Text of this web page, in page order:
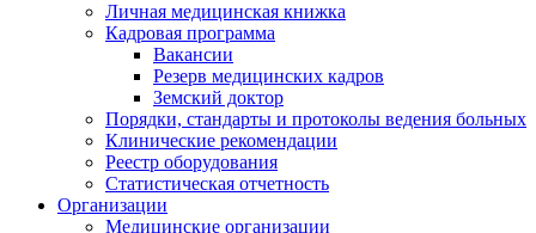
Личная медицинская книжка
Кадровая программа
Вакансии
Резерв медицинских кадров
Земский доктор
Порядки, стандарты и протоколы ведения больных
Клинические рекомендации
Реестр оборудования
Статистическая отчетность
Организации
Медицинские организации